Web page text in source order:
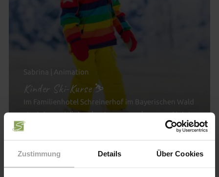
Zustimmung Details Über Cookies
Kinder Ski-Kurse ⛷
Im Familienhotel Schreinerhof im Bayerischen Wald
startet euer Winterabenteuer ganz bequem: Nutzt
unseren...
Sabrina | Animation